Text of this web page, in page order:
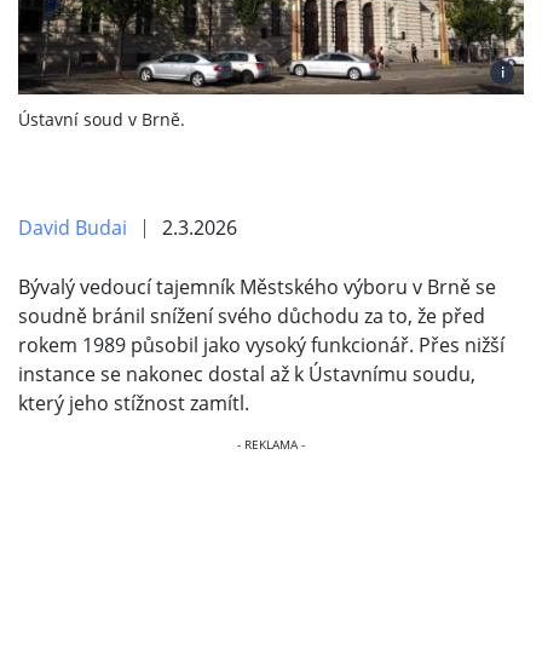
i
Ústavní soud v Brně.
David Budai 2.3.2026
Bývalý vedoucí tajemník Městského výboru v Brně se
soudně bránil snížení svého důchodu za to, že před
rokem 1989 působil jako vysoký funkcionář. Přes nižší
instance se nakonec dostal až k Ústavnímu soudu,
který jeho stížnost zamítl.